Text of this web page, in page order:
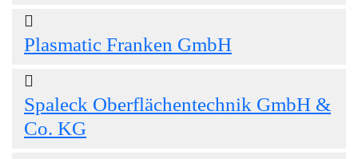
Plasmatic Franken GmbH
Spaleck Oberflächentechnik GmbH &
Co. KG